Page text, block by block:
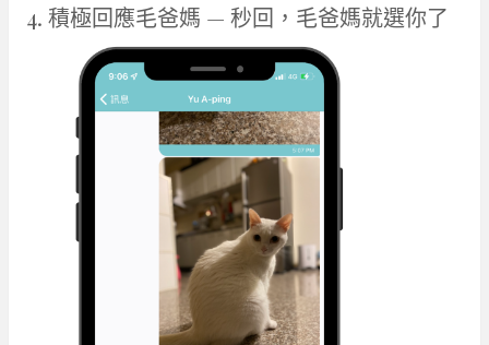
4. 積極回應毛爸媽 — 秒回，毛爸媽就選你了